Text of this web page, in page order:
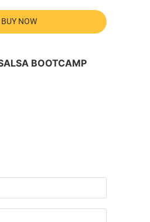
BUY NOW
BOOTCAMP